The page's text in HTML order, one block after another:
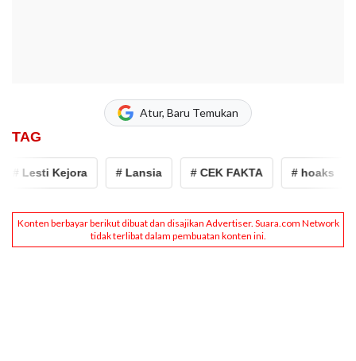
Atur, Baru Temukan
TAG
# Lesti Kejora # Lansia # CEK FAKTA # hoaks